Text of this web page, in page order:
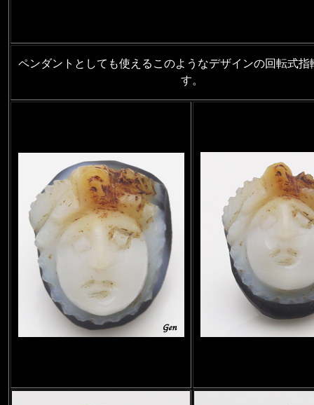
ペンダントとしても使えるこのようなデザインの回転式指
す。